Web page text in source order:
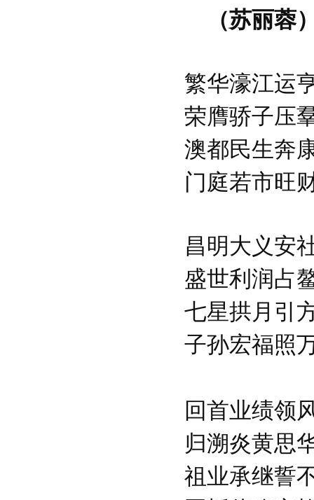
（苏丽蓉
繁华濠江运
荣膺骄子压
澳都民生奔
门庭若市旺
昌明大义安
盛世利润占
七星拱月引
子孙宏福照
回首业绩领
归溯炎黄思
祖业承继誓